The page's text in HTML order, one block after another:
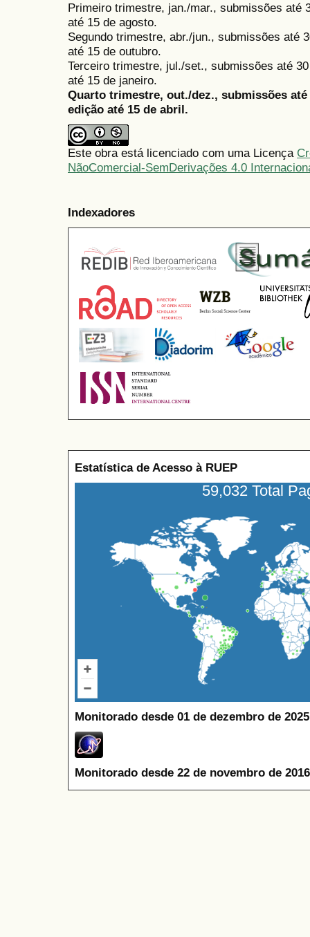
Primeiro trimestre, jan./mar., submissões até
até 15 de agosto.
Segundo trimestre, abr./jun., submissões até
até 15 de outubro.
Terceiro trimestre, jul./set., submissões até
até 15 de janeiro.
Quarto trimestre, out./dez., submissões
edição até 15 de abril.
Este obra está licenciado com uma Licença
NãoComercial-SemDerivações 4.0
Indexadores
Estatística de Acesso à RUEP
59,032 Total
Monitorado desde 01 de dezembro de
Monitorado desde 22 de novembro de